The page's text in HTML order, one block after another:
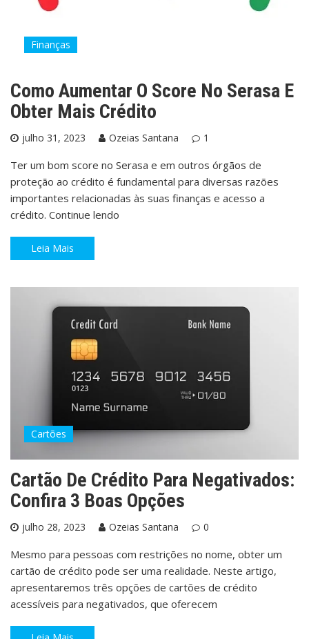
Finanças
Como Aumentar O Score No Serasa E
Obter Mais Crédito
julho 31, 2023 Ozeias Santana 1
Ter um bom score no Serasa e em outros órgãos de
proteção ao crédito é fundamental para diversas razões
importantes relacionadas às suas finanças e acesso a
crédito. Continue lendo
Leia Mais
Cartões
Cartão De Crédito Para Negativados:
Confira 3 Boas Opções
julho 28, 2023 Ozeias Santana 0
Mesmo para pessoas com restrições no nome, obter um
cartão de crédito pode ser uma realidade. Neste artigo,
apresentaremos três opções de cartões de crédito
acessíveis para negativados, que oferecem